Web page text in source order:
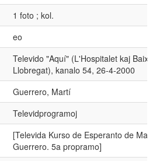
1 foto ; kol.
eo
Televido "Aquí" (L'Hospitalet kaj Baix
Llobregat), kanalo 54, 26-4-2000
Guerrero, Martí
Televidprogramoj
[Televida Kurso de Esperanto de Martí
Guerrero. 5a propramo]